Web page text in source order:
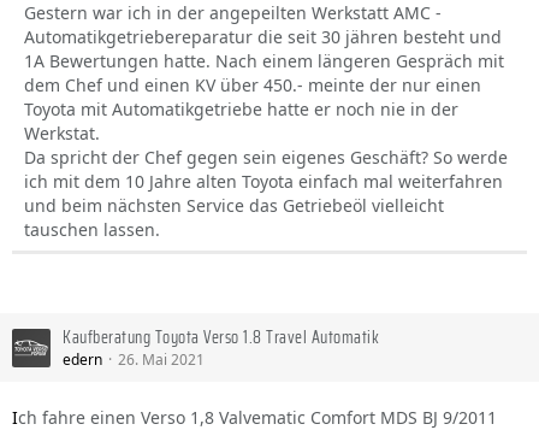
Gestern war ich in der angepeilten Werkstatt AMC -
Automatikgetriebereparatur die seit 30 jähren besteht und
1A Bewertungen hatte. Nach einem längeren Gespräch mit
dem Chef und einen KV über 450.- meinte der nur einen
Toyota mit Automatikgetriebe hatte er noch nie in der
Werkstat.
Da spricht der Chef gegen sein eigenes Geschäft? So werde
ich mit dem 10 Jahre alten Toyota einfach mal weiterfahren
und beim nächsten Service das Getriebeöl vielleicht
tauschen lassen.
Kaufberatung Toyota Verso 1.8 Travel Automatik
edern 26. Mai 2021
Ich fahre einen Verso 1,8 Valvematic Comfort MDS BJ 9/2011